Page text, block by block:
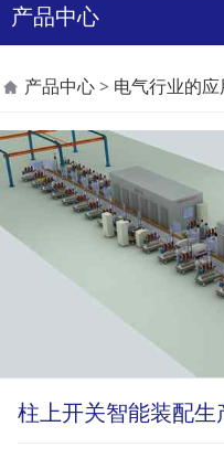
产品中心
柱上开关
线
产品中心> 电气行业的应
柱上开关智能装配生